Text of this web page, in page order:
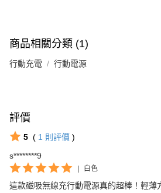
商品相關分類 (1)
行動充電 行動電源
評價
5 ( 1 則評價 )
s********9
白色
這款磁吸無線充行動電源真的超棒！輕薄